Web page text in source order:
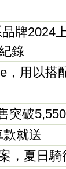
牌2024
錄
，用以搭
突破
就送
，夏日騎